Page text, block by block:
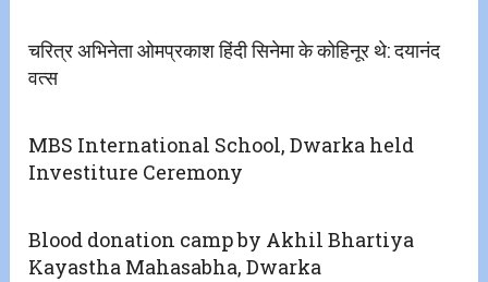
चरित्र अभिनेता ओमप्रकाश हिंदी सिनेमा के कोहिनूर थे: दयानंद
वत्स
MBS International School, Dwarka held
Investiture Ceremony
Blood donation camp by Akhil Bhartiya
Kayastha Mahasabha, Dwarka